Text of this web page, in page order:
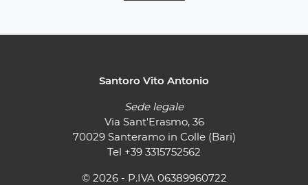
Santoro Vito Antonio
Sede legale
Via Sant'Erasmo, 36
70029 Santeramo in Colle (Bari)
Tel +39 3315752562
© 2026 - P.IVA 06389960722